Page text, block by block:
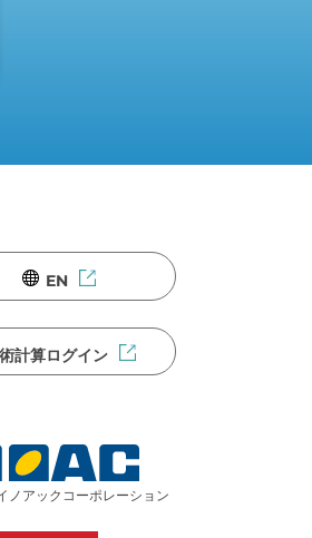
EN
計算ログイン
ノアックコーポレーション